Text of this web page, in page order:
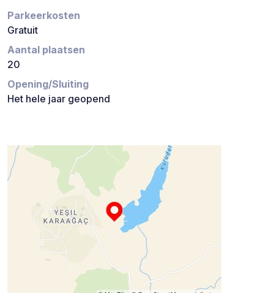
Parkeerkosten
Gratuit
Aantal plaatsen
20
Opening/Sluiting
Het hele jaar geopend